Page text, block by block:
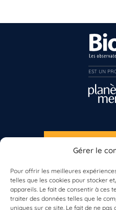
Gérer le
Pour offrir les meilleures
telles que les cookies pour stocker
appareils. Le fait de consentir à ces
traiter des données telles que le
uniques sur ce site. Le fait de ne
S'INSCRIRE À